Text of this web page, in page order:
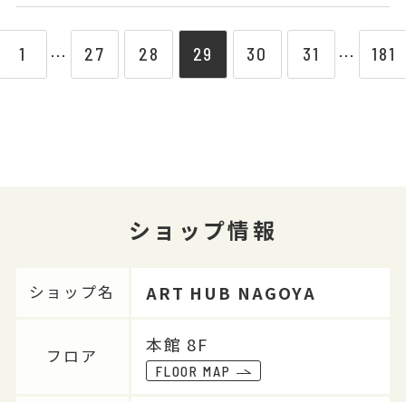
1 ⋯ 27 28 29 30 31 ⋯ 181
ショップ情報
ショップ名 ART HUB NAGOYA
フロア
本館 8F
FLOOR MAP